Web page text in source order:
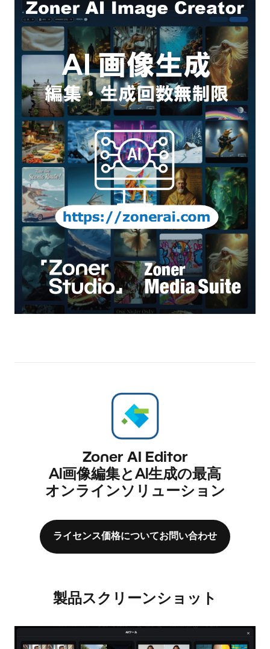
Zoner AI Editor
AI画像編集とAI生成の最高
オンラインソリューション
ライセンス価格についてお問い合わせ
製品スクリーンショット